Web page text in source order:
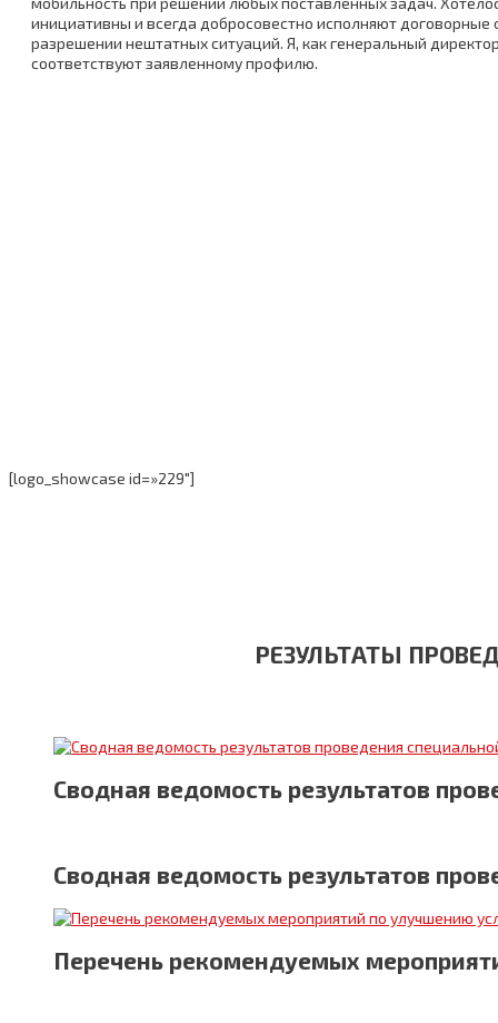
инициативны и всегда добросовестно исполняют
разрешении нештатных ситуаций. Я, как генеральный
соответствуют заявленному профилю.
[logo_showcase id=»229″]
РЕЗУЛЬТАТЫ
Сводная ведомость результатов
Сводная ведомость результатов
Перечень рекомендуемых